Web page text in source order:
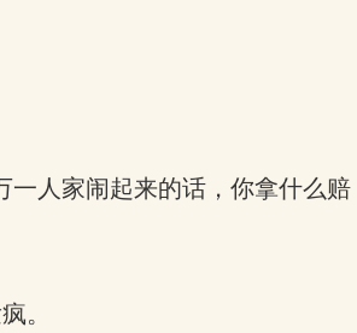
人家闹起来的话，你拿什么赔
。